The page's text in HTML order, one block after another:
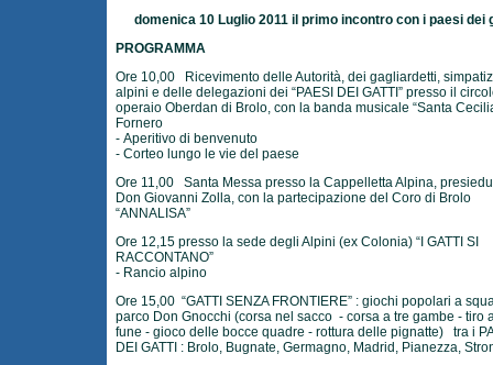
domenica 10 Luglio 2011 il primo incontro con i paesi dei
PROGRAMMA
Ore 10,00 Ricevimento delle Autorità, dei gagliardetti,
alpini e delle delegazioni dei “PAESI DEI GATTI” presso il
operaio Oberdan di Brolo, con la banda musicale “Santa
Fornero
- Aperitivo di benvenuto
- Corteo lungo le vie del paese
Ore 11,00 Santa Messa presso la Cappelletta Alpina,
Don Giovanni Zolla, con la partecipazione del Coro di Brolo
“ANNALISA”
Ore 12,15 presso la sede degli Alpini (ex Colonia) “I GATTI SI
RACCONTANO”
- Rancio alpino
Ore 15,00 “GATTI SENZA FRONTIERE” : giochi popolari a
parco Don Gnocchi (corsa nel sacco - corsa a tre gambe - tiro
fune - gioco delle bocce quadre - rottura delle pignatte) tra i
DEI GATTI : Brolo, Bugnate, Germagno, Madrid, Pianezza,